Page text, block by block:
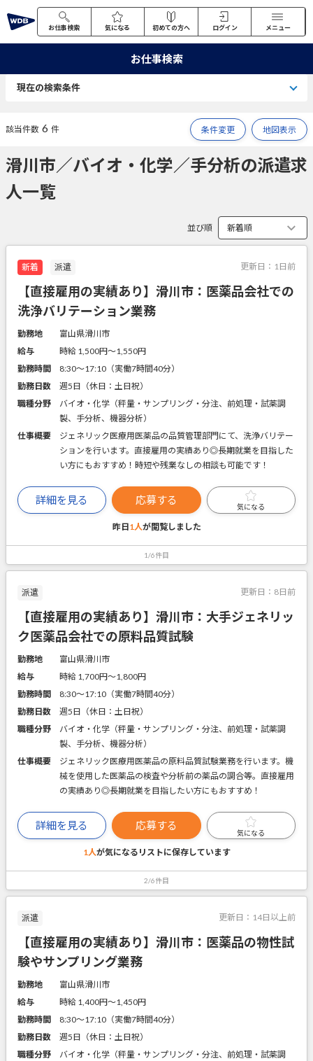
お仕事検索 気になる 初めての方へ ログイン メニュー
お仕事検索
現在の検索条件
該当件数 6 件 条件変更 地図表示
滑川市／バイオ・化学／手分析の派遣求
人一覧
並び順
新着 派遣 更新日： 1日前
【直接雇用の実績あり】滑川市：医薬品会社での
洗浄バリテーション業務
勤務地
富山県滑川市
給与
時給 1,500円〜1,550円
勤務時間
8:30～17:10（実働7時間40分）
勤務日数
週5日（休日：土日祝）
職種分野
バイオ・化学（秤量・サンプリング・分注、前処理・試薬調
製、手分析、機器分析）
仕事概要
ジェネリック医療用医薬品の品質管理部門にて、洗浄バリテー
ションを行います。直接雇用の実績あり◎長期就業を目指した
い方にもおすすめ！時短や残業なしの相談も可能です！
詳細を見る 応募する
気になる
昨日1人が閲覧しました
1/6件目
派遣 更新日： 8日前
【直接雇用の実績あり】滑川市：大手ジェネリッ
ク医薬品会社での原料品質試験
勤務地
富山県滑川市
給与
時給 1,700円〜1,800円
勤務時間
8:30～17:10（実働7時間40分）
勤務日数
週5日（休日：土日祝）
職種分野
バイオ・化学（秤量・サンプリング・分注、前処理・試薬調
製、手分析、機器分析）
仕事概要
ジェネリック医療用医薬品の原料品質試験業務を行います。機
械を使用した医薬品の検査や分析前の薬品の調合等。直接雇用
の実績あり◎長期就業を目指したい方にもおすすめ！
詳細を見る 応募する
気になる
1人が気になるリストに保存しています
2/6件目
派遣 更新日： 14日以上前
【直接雇用の実績あり】滑川市：医薬品の物性試
験やサンプリング業務
勤務地
富山県滑川市
給与
時給 1,400円〜1,450円
勤務時間
8:30～17:10（実働7時間40分）
勤務日数
週5日（休日：土日祝）
職種分野
バイオ・化学（秤量・サンプリング・分注、前処理・試薬調